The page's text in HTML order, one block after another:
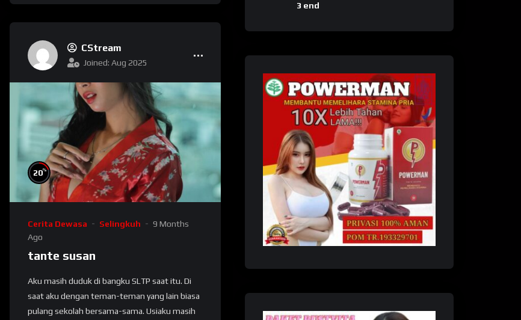
CStream
Joined: Aug 2025
20%
Cerita Dewasa Selingkuh
9 Months
Ago
tante susan
Aku masih duduk di bangku SLTP saat itu. Di
saat aku dengan teman-teman yang lain biasa
pulang sekolah bersama-sama. Usiaku masih
3 end